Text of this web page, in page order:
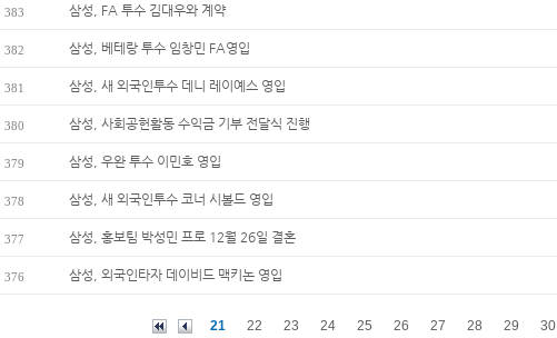
383 삼성, FA 투수 김대우와 계약
382 삼성, 베테랑 투수 임창민 FA영입
381 삼성, 새 외국인투수 데니 레이예스 영입
380 삼성, 사회공헌활동 수익금 기부 전달식 진행
379 삼성, 우완 투수 이민호 영입
378 삼성, 새 외국인투수 코너 시볼드 영입
377 삼성, 홍보팀 박성민 프로 12월 26일 결혼
376 삼성, 외국인타자 데이비드 맥키논 영입
21 22 23 24 25 26 27 28 29 30